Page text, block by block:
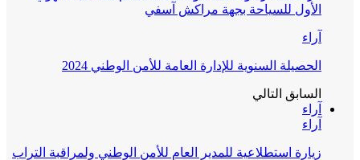
الأول للسياحة بجهة مراكش آسفي
الحصيلة السنوية للإدارة العامة للأمن الوطني 2024
السابقالتالي
آراء
زيارة استطلاعية للمدير العام للأمن الوطني ولمراقبة التراب